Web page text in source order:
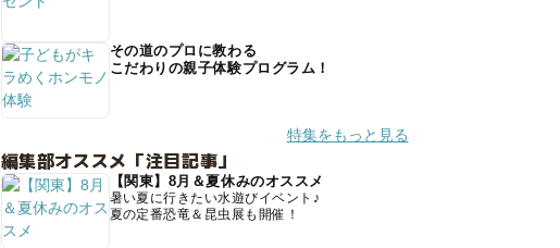
その道のプロに教わる
こだわりの親子体験プログラム！
特集をもっと見る
編集部オススメ「注目記事」
【関東】8月＆夏休みのオススメ
暑い夏に行きたい水遊びイベント♪
夏の定番恐竜＆昆虫展も開催！